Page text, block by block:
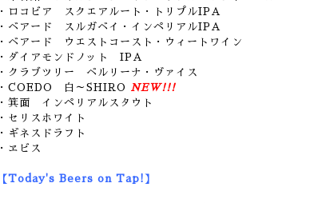
・ロコビア スクエアルート・トリプルIPA
・ベアード スルガベイ・インペリアルIPA
・ベアード ウエストコースト・ウィートワイン
・ダイアモンドノット IPA
・クラブツリー ベルリーナ・ヴァイス
・COEDO 白～SHIRO
NEW!!!
・箕面 インペリアルスタウト
・セリスホワイト
・ギネスドラフト
・ヱビス
【Today's Beers on Tap!】